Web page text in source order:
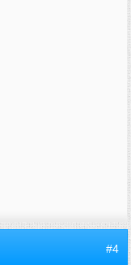
#4